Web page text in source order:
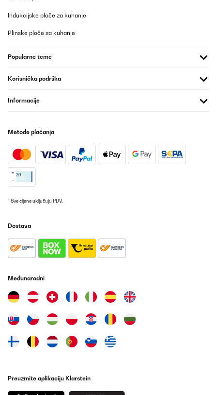
Indukcijske ploče za kuhanje
Plinske ploče za kuhanje
Popularne teme
Korisnička podrška
Informacije
Metode plaćanja
* Sve cijene uključuju PDV.
Dostava
Međunarodni
Preuzmite aplikaciju Klarstein